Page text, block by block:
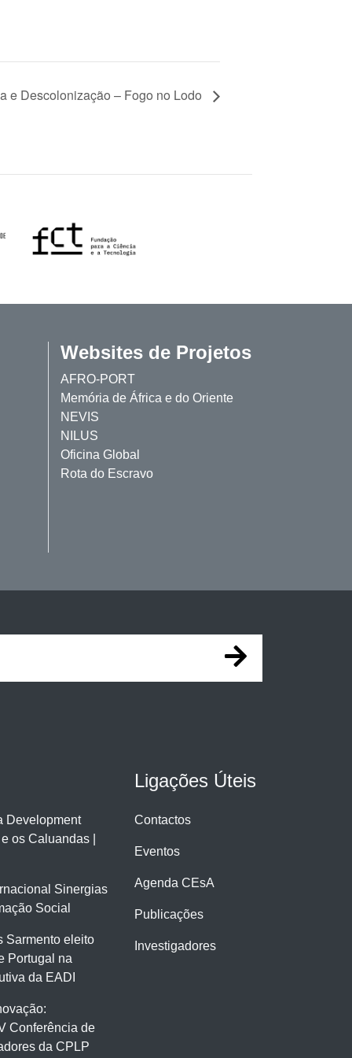
e Descolonização – Fogo no Lodo
Websites de Projetos
AFRO-PORT
Memória de África e do Oriente
NEVIS
NILUS
Oficina Global
Rota do Escravo
Development
os Caluandas |
Sinergias
Social
Sarmento eleito
Portugal na
da EADI
Conferência de
da CPLP
Ligações Úteis
Contactos
Eventos
Agenda CEsA
Publicações
Investigadores